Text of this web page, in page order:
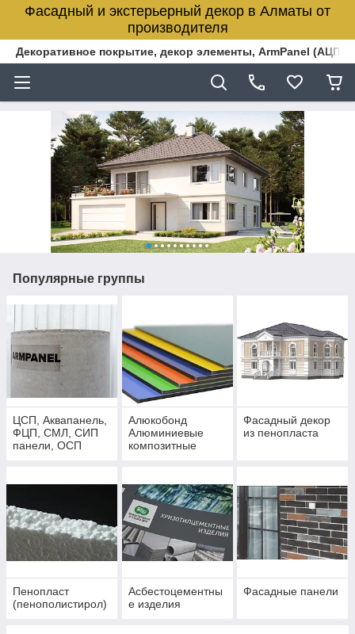
Фасадный и экстерьерный декор в Алматы от
производителя
Декоративное покрытие, декор элементы, ArmPanel
Популярные группы
ЦСП, Аквапанель,
ФЦП, СМЛ, СИП
панели, ОСП
Алюкобонд
Алюминиевые
композитные
Фасадный декор
из пенопласта
Пенопласт
(пенополистирол)
Асбестоцементны
е изделия
Фасадные панели